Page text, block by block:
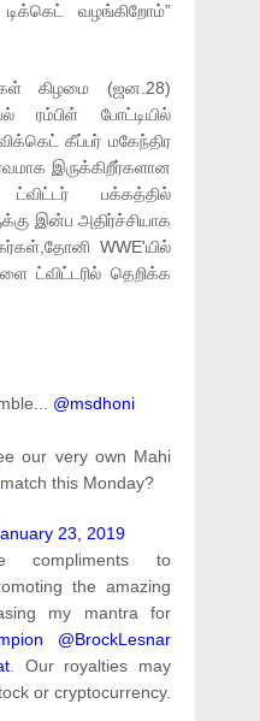
வழங்கிறோம்”
கிழமை (ஜன.28)
ரம்பிள் போட்டியில்
கீப்பர் மகேந்திர
இருக்கிறீர்களான
பக்கத்தில்
இன்ப அதிர்ச்சியாக
WWE'யில்
ட்விட்டரில் தெறிக்க
@msdhoni
our very own Mahi
match this Monday?
23, 2019
compliments to
the amazing
my mantra for
@BrockLesnar
. Our royalties may
or cryptocurrency.